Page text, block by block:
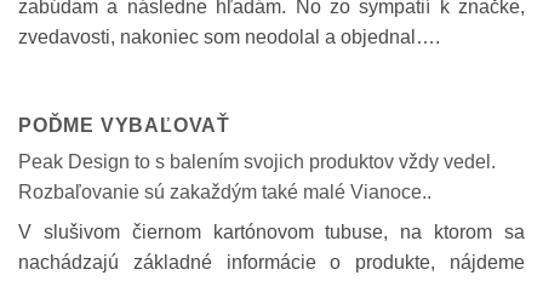
zabúdam a následne hľadám. No zo sympatií k značke,
zvedavosti, nakoniec som neodolal a objednal….
POĎME VYBAĽOVAŤ
Peak Design to s balením svojich produktov vždy vedel.
Rozbaľovanie sú zakaždým také malé Vianoce..
V slušivom čiernom kartónovom tubuse, na ktorom sa
nachádzajú základné informácie o produkte, nájdeme